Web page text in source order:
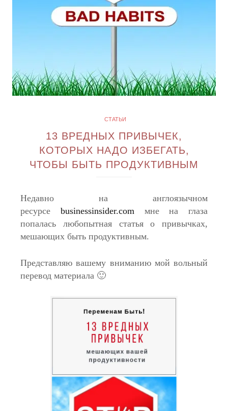
СТАТЬИ
13 ВРЕДНЫХ ПРИВЫЧЕК,
КОТОРЫХ НАДО ИЗБЕГАТЬ,
ЧТОБЫ БЫТЬ ПРОДУКТИВНЫМ
Недавно на англоязычном
ресурсе businessinsider.comмне на глаза
попалась любопытная статья о привычках,
мешающих быть продуктивным.
Представляю вашему вниманию мой вольный
перевод материала 🙂